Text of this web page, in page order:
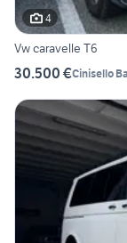
4
Vw caravelle T6
30.500 €Cinisello